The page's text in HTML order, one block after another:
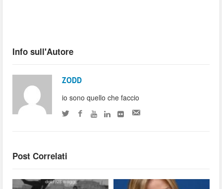
Info sull'Autore
ZODD
io sono quello che faccio
Post Correlati